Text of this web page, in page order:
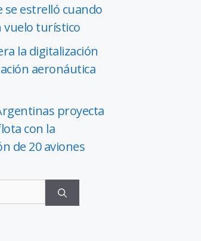
se estrelló cuando
vuelo turístico
la digitalización
aeronáutica
proyecta
con la
de 20 aviones